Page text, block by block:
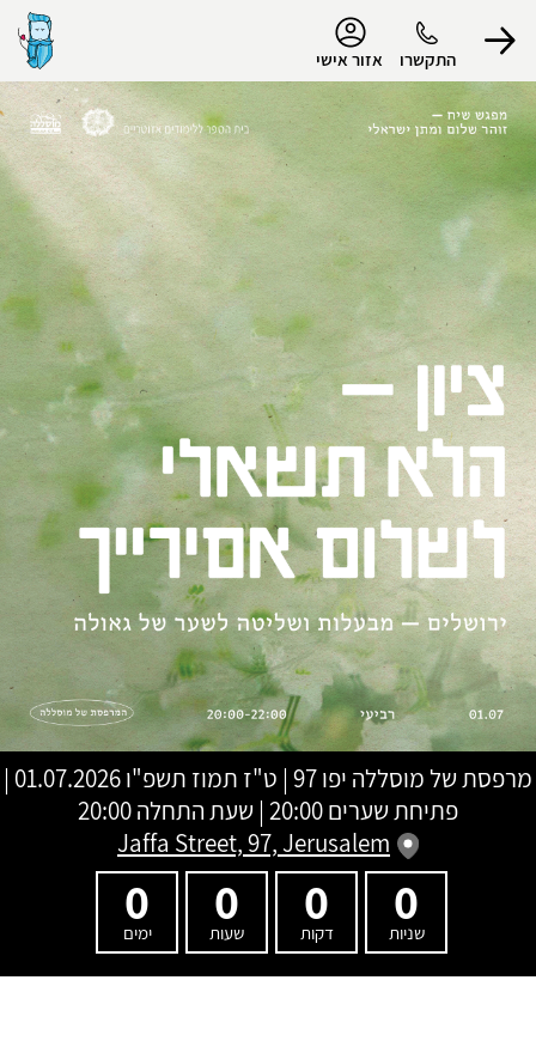
התקשרו אזור אישי
הפרופיל שלי
התנתק
מרפסת של מוסללה יפו 97 | ט"ז תמוז תשפ"ו
01.07.2026 |
פתיחת שערים 20:00 | שעת התחלה 20:00
Jaffa Street, 97, Jerusalem
0
שניות
0
דקות
0
שעות
0
ימים